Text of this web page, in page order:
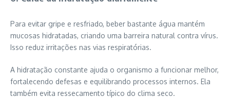
Para evitar gripe e resfriado, beber bastante água mantém
mucosas hidratadas, criando uma barreira natural contra vírus.
Isso reduz irritações nas vias respiratórias.
A hidratação constante ajuda o organismo a funcionar melhor,
fortalecendo defesas e equilibrando processos internos. Ela
também evita ressecamento típico do clima seco.